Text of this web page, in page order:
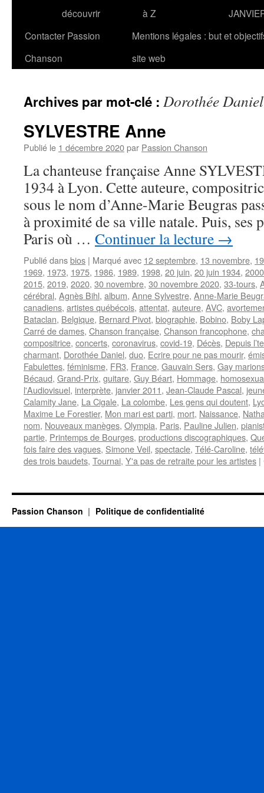
découvrir
à Z
Contacter Passion
Chanson
Mentions légales : but et
site web
Archives par mot-clé : Dorothée Daniel
SYLVESTRE Anne
Publié le 1 décembre 2020par Passion Chanson
La chanteuse française Anne
1934 à Lyon. Cette auteure,
sous le nom d’Anne-Marie Beugras
à proximité de sa ville natale. Puis, ses
Paris où … Continuer la lecture →
Publié dansbios | Marqué avec 12 septembre, 13 novembre,
1969, 1973, 1975, 1986, 1989, 1998, 20 juin, 20 juin 1934, 2000
2015, 2019, 2020, 30 novembre, 30 novembre 2020, 33-tours,
cérébral, Agnès Bihl, album, Anne Sylvestre, Anne-Marie
canadiens, artistes québécois, attentat, auteure, AVC,
Bataclan, Belgique, Bernard Pivot, biographie, Bobino, Boby
Carré de dames, Chanson française, Chanson francophone,
compositrice, concerts, coronavirus, covid-19, Décès, Depuis
charmant, Dorothée Daniel, duo, Ecrire pour ne pas mourir,
Fabulettes, féminisme, FR3, France, Gauvain Sers, Gay
Bécaud, Grand-Prix, guitare, Guy Béart, Hommage,
l'Audiovisuel, interprète, janvier 2011, Jean-Claude Pascal,
Calamity Jane, La Cigale, La colombe, Les gens qui doutent,
Maxime Le Forestier, Mon mari est parti, mort, Naissance,
nom, Nouveaux manèges, Olympia, Paris, Pauline Julien,
partie, Printemps de Bourges, productions discographiques,
fois faire des vagues, Simone Veil, spectacle, Télé-Caroline,
des trois baudets, Tournai, Y'a pas de retraite pour les artistes |
Passion Chanson Politique de confidentialité